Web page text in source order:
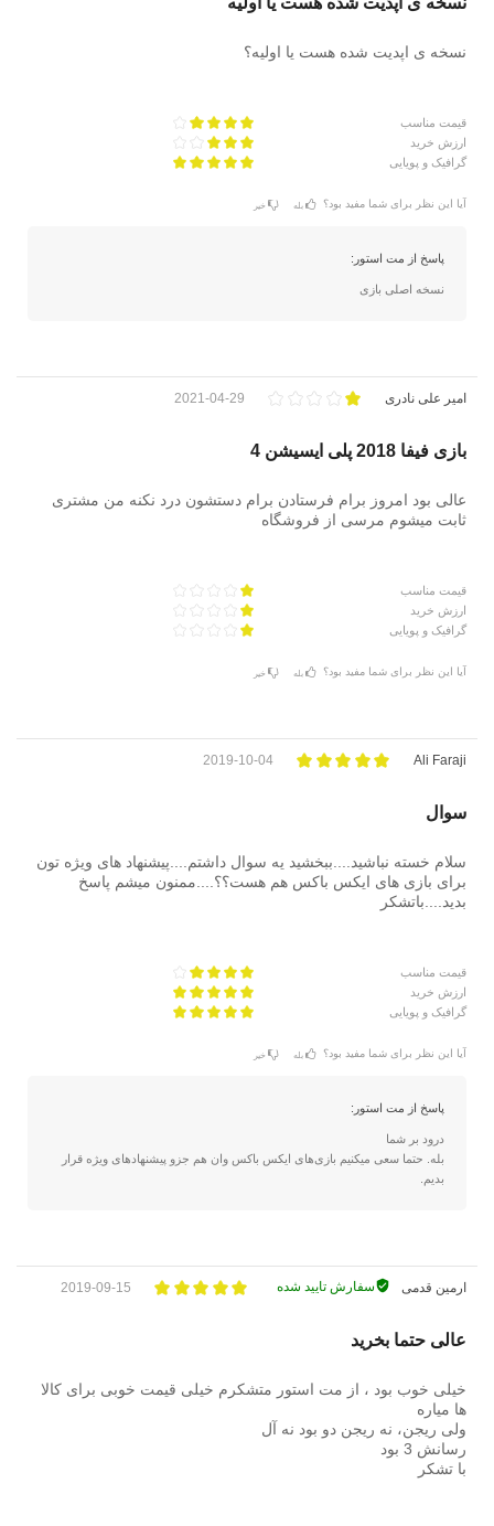
نسخه ی اپدیت شده هست یا اولیه؟
قیمت مناسب
ارزش خرید
گرافیک و پویایی
آیا این نظر برای شما مفید بود؟ بله خیر
پاسخ از مت استور:
نسخه اصلی بازی
امیر علی نادری 2021-04-29
بازی فیفا 2018 پلی ایسیشن 4
عالی بود امروز برام فرستادن برام دستشون درد نکنه من مشتری
ثابت میشوم مرسی از فروشگاه
قیمت مناسب
ارزش خرید
گرافیک و پویایی
آیا این نظر برای شما مفید بود؟ بله خیر
Ali Faraji
2019-10-04
سوال
سلام خسته نباشید....ببخشید یه سوال داشتم....پیشنهاد های ویژه تون
برای بازی های ایکس باکس هم هست؟؟....ممنون میشم پاسخ
بدید....باتشکر
قیمت مناسب
ارزش خرید
گرافیک و پویایی
آیا این نظر برای شما مفید بود؟ بله خیر
پاسخ از مت استور:
درود بر شما
بله. حتما سعی میکنیم بازی‌های ایکس باکس وان هم جزو پیشنهادهای ویژه قرار
بدیم.
ارمین قدمی سفارش تایید شده 2019-09-15
عالی حتما بخرید
خیلی خوب بود ، از مت استور متشکرم خیلی قیمت خوبی برای کالا
ها مياره
ولی ریجن، نه ریجن دو بود نه آل
رسانش 3 بود
با تشکر